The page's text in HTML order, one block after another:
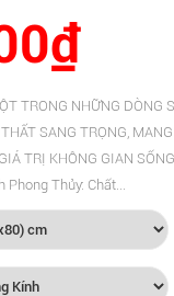
TRONG NHỮNG DÒNG
SANG TRỌNG,
TRỊ KHÔNG GIAN
Thủy: Chất...